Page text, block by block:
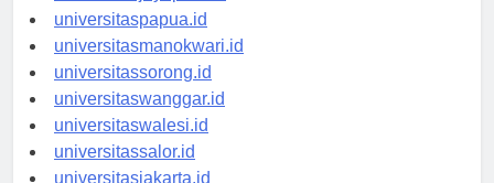
universitasjayapura.id
universitaspapua.id
universitasmanokwari.id
universitassorong.id
universitaswanggar.id
universitaswalesi.id
universitassalor.id